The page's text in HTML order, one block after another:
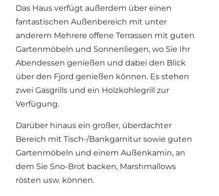
Das Haus verfügt außerdem über einen
fantastischen Außenbereich mit unter
anderem Mehrere offene Terrassen mit guten
Gartenmöbeln und Sonnenliegen, wo Sie Ihr
Abendessen genießen und dabei den Blick
über den Fjord genießen können. Es stehen
zwei Gasgrills und ein Holzkohlegrill zur
Verfügung.
Darüber hinaus ein großer, überdachter
Bereich mit Tisch-/Bankgarnitur sowie guten
Gartenmöbeln und einem Außenkamin, an
dem Sie Sno-Brot backen, Marshmallows
rösten usw. können.